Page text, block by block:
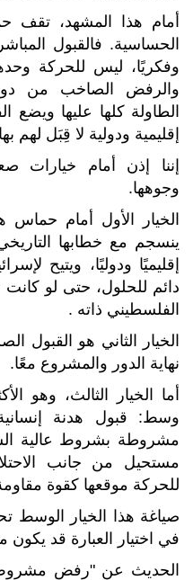
أمام هذا المشهد،
الحساسية. فالقبول
وفكريًا، ليس للحركة
والرفض الصاخب من
الطاولة كلها عليها
إقليمية ودولية لا قِبَل لهم بها
إننا إذن أمام
وجوهها.
الخيار الأول أمام حماس
ينسجم مع خطابها
إقليميًا ودوليًا، ويتيح
دائم للحلول، حتى لو
الفلسطيني ذاته .
الخيار الثاني هو القبول
نهاية الدور والمشروع معًا.
أما الخيار الثالث، وهو
وسط: قبول هدنة
مشروطة بشروط عالية
مستحيل من جانب
للحركة موقعها كقوة مقاومة
صياغة هذا الخيار الوسط
في اختيار العبارة قد يكون
الحديث عن"رفض